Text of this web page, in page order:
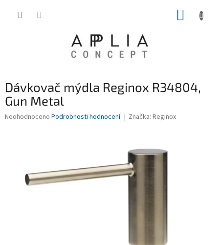
Dávkovač mýdla Reginox R34804,
Gun Metal
Průměrné
hvězdiček.
Neohodnoceno Podrobnosti hodnocení Značka: Reginox